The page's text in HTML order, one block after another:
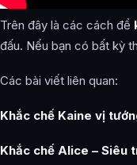
Trên đây là các cách để
đấu. Nếu bạn có bất kỳ
Các bài viết liên quan:
Khắc chế Kaine vị
Khắc chế Alice – Siêu